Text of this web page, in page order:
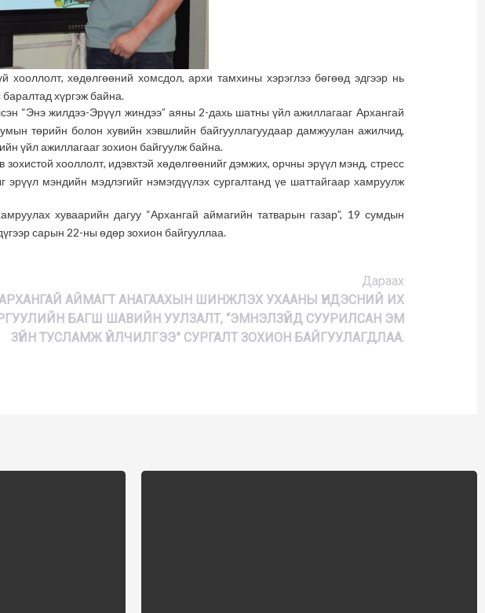
хөдөлгөөний хомсдол, архи тамхины хэрэглээ бөгөөд эдгээр нь
баралтад хүргэж байна.
“Энэ жилдээ-Эрүүл жиндээ” аяны 2-дахь шатны үйл ажиллагааг Архангай
төрийн болон хувийн хэвшлийн байгууллагуудаар дамжуулан ажилчид,
үйл ажиллагааг зохион байгуулж байна.
хооллолт, идэвхтэй хөдөлгөөнийг дэмжих, орчны эрүүл мэнд, стресс
эрүүл мэндийн мэдлэгийг нэмэгдүүлэх сургалтанд үе шаттайгаар хамруулж
хуваарийн дагуу “Архангай аймагийн татварын газар”, 19 сумдын
сарын 22-ны өдөр зохион байгууллаа.
Дараах
АЙМАГТ АНАГААХЫН ШИНЖЛЭХ УХААНЫ ҮНДЭСНИЙ ИХ
БАГШ ШАВИЙН УУЛЗАЛТ, “ЭМНЭЛЗҮЙД СУУРИЛСАН ЭМ
ЗҮЙН ТУСЛАМЖ ҮЙЛЧИЛГЭЭ” СУРГАЛТ ЗОХИОН БАЙГУУЛАГДЛАА.